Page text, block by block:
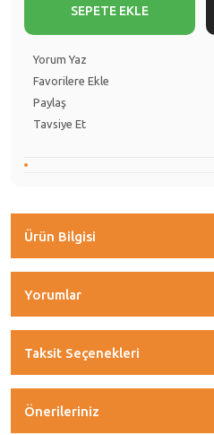
SEPETE EKLE
Yorum Yaz
Paylaş
Tavsiye Et
Ürün Bilgisi
Yorumlar
Taksit Seçenekleri
Önerileriniz